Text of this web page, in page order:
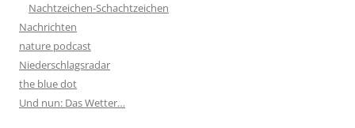
Nachtzeichen-Schachtzeichen
Nachrichten
nature podcast
Niederschlagsradar
the blue dot
Und nun: Das Wetter…